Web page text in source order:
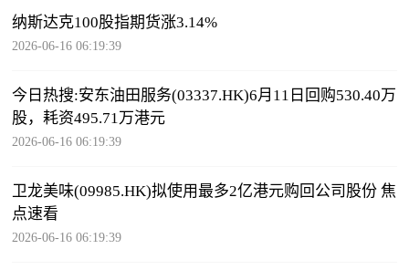
纳斯达克100股指期货涨3.14%
2026-06-16 06:19:39
今日热搜:安东油田服务(03337.HK)6月11日回购530.40万
股，耗资495.71万港元
2026-06-16 06:19:39
卫龙美味(09985.HK)拟使用最多2亿港元购回公司股份 焦
点速看
2026-06-16 06:19:39